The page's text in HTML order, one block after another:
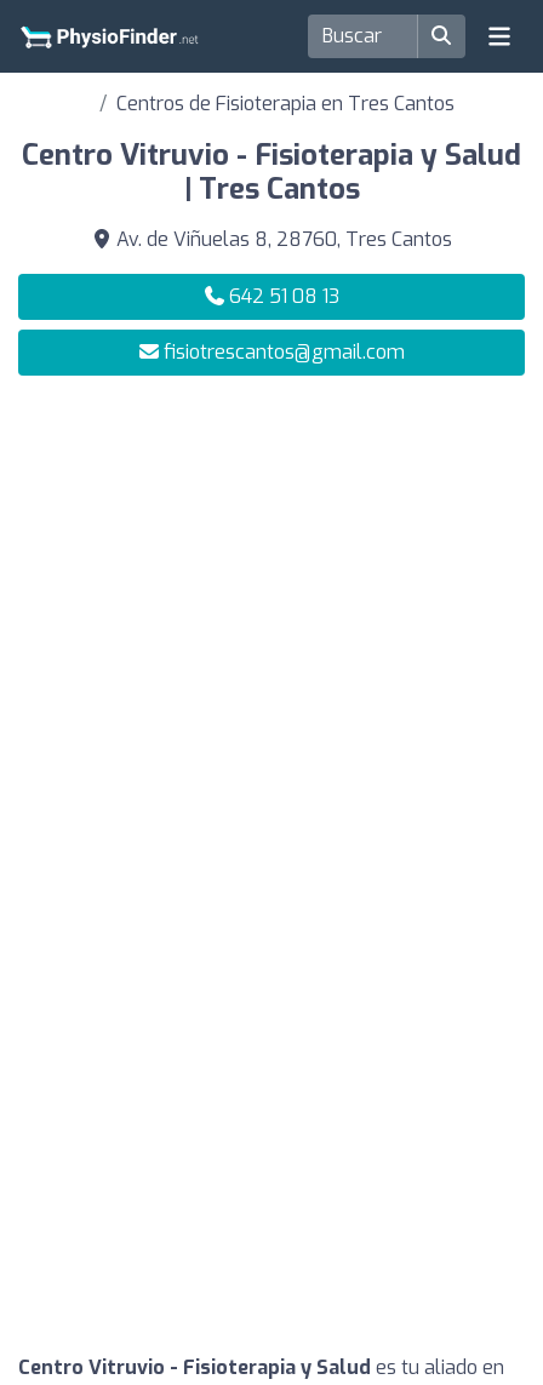
Centros de Fisioterapia en Tres Cantos
Centro Vitruvio - Fisioterapia y Salud
| Tres Cantos
Av. de Viñuelas 8, 28760, Tres Cantos
642 51 08 13
fisiotrescantos@gmail.com
Centro Vitruvio - Fisioterapia y Salud es tu aliado en